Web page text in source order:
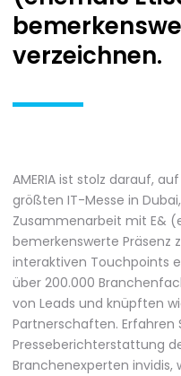
verzeichnen.
AMERIA ist stolz darauf,
größten IT-Messe in
Zusammenarbeit mit E&
bemerkenswerte Präsenz
interaktiven Touchpoints
über 200.000
von Leads und knüpften
Partnerschaften. Erfahren
Presseberichterstattung
Branchenexperten invidis,